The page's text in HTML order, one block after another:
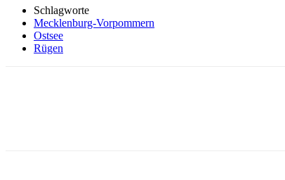
Schlagworte
Mecklenburg-Vorpommern
Ostsee
Rügen